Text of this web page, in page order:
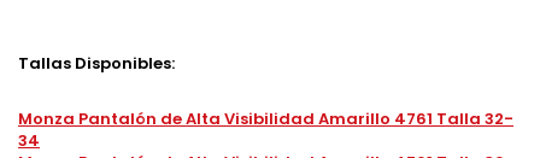
Tallas Disponibles:
Monza Pantalón de Alta Visibilidad Amarillo 4761 Talla 32-
34